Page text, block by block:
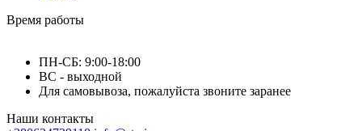
Время работы
ПН-СБ: 9:00-18:00
ВС - выходной
Для самовывоза, пожалуйста звоните заранее
Наши контакты